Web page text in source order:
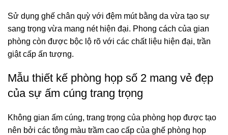
Sử dụng ghế chân quỳ với đệm mút bằng da vừa tạo sự
sang trọng vừa mang nét hiện đại. Phong cách của gian
phòng còn được bộc lộ rõ với các chất liệu hiện đại, trần
giật cấp ấn tượng.
Mẫu thiết kế phòng họp số 2 mang vẻ đẹp
của sự ấm cúng trang trọng
Không gian ấm cúng, trang trọng của phòng họp được tạo
nên bởi các tông màu trầm cao cấp của ghế phòng họp